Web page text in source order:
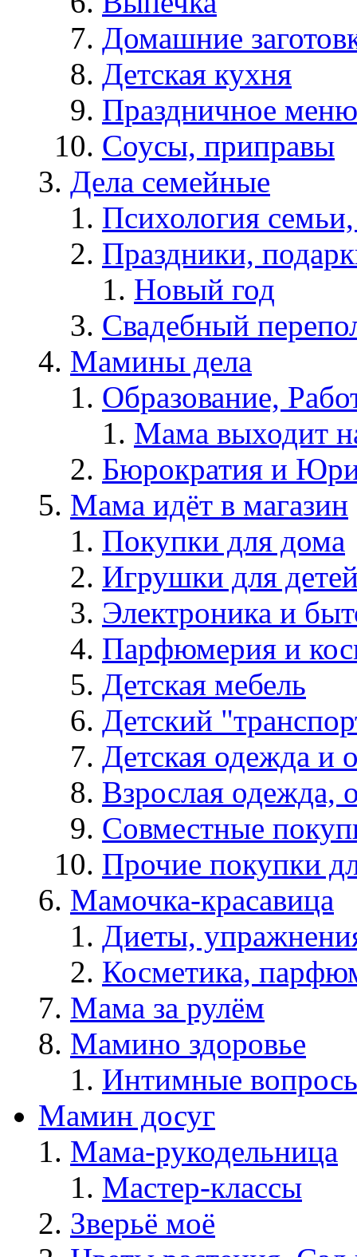
Домашние
Детская кухня
Праздничное меню
Соусы, приправы
Дела семейные
Психология
Праздники,
Новый год
Свадебный
Мамины дела
Образование,
Мама выходит
Бюрократия и
Мама идёт в магазин
Покупки для дома
Игрушки для
Электроника и
Парфюмерия и
Детская мебель
Детский
Детская одежда и
Взрослая одежда,
Совместные
Прочие покупки
Мамочка-красавица
Диеты,
Косметика,
Мама за рулём
Мамино здоровье
Интимные
Мамин досуг
Мама-рукодельница
Мастер-классы
Зверьё моё